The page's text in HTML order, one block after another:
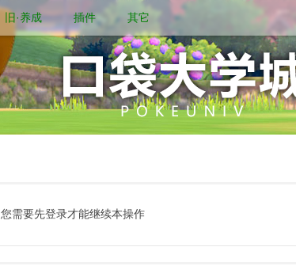
旧·养成 插件 其它
您需要先登录才能继续本操作